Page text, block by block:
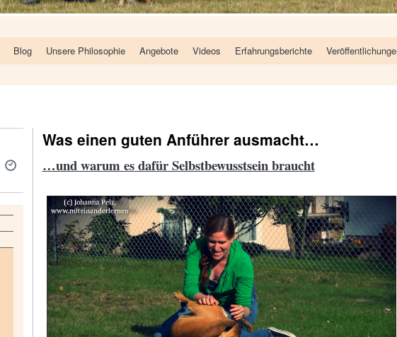
Blog Unsere Philosophie Angebote Videos Erfahrungsberichte
Was einen guten Anführer ausmacht…
…und warum es dafür Selbstbewusstsein braucht